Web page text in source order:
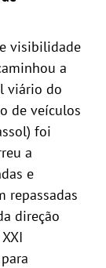
visibilidade
a
viário do
de veículos
foi
a
e
repassadas
direção